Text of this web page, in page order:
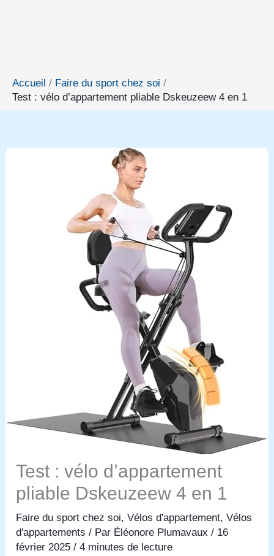
Accueil
Faire du sport chez soi
Test : vélo d’appartement pliable Dskeuzeew 4 en 1
Test : vélo d’appartement
pliable Dskeuzeew 4 en 1
Faire du sport chez soi,Vélos d'appartement,Vélos
d'appartements / Par Éléonore Plumavaux/ 16
février 2025/4 minutes de lecture